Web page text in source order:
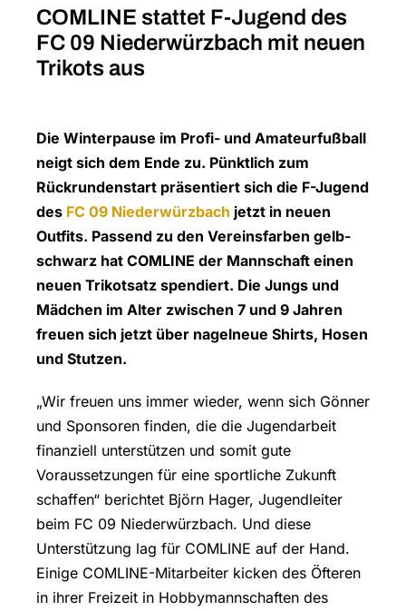
COMLINE stattet F-Jugend des
FC 09 Niederwürzbach mit neuen
Trikots aus
Die Winterpause im Profi- und Amateurfußball
neigt sich dem Ende zu. Pünktlich zum
Rückrundenstart präsentiert sich die F-Jugend
des FC 09 Niederwürzbach jetzt in neuen
Outfits. Passend zu den Vereinsfarben gelb-
schwarz hat COMLINE der Mannschaft einen
neuen Trikotsatz spendiert. Die Jungs und
Mädchen im Alter zwischen 7 und 9 Jahren
freuen sich jetzt über nagelneue Shirts, Hosen
und Stutzen.
„Wir freuen uns immer wieder, wenn sich Gönner
und Sponsoren finden, die die Jugendarbeit
finanziell unterstützen und somit gute
Voraussetzungen für eine sportliche Zukunft
schaffen“ berichtet Björn Hager, Jugendleiter
beim FC 09 Niederwürzbach. Und diese
Unterstützung lag für COMLINE auf der Hand.
Einige COMLINE-Mitarbeiter kicken des Öfteren
in ihrer Freizeit in Hobbymannschaften des